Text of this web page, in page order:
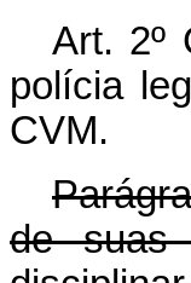
Art. 2º
polícia
CVM.
de suas